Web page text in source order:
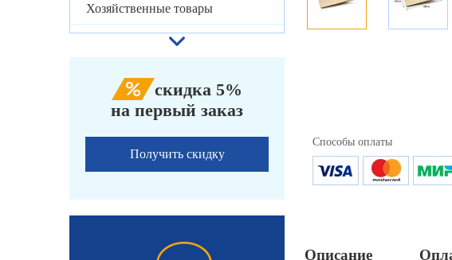
Хозяйственные товары
скидка 5%
на первый заказ
Получить скидку
Способы оплаты
Описание